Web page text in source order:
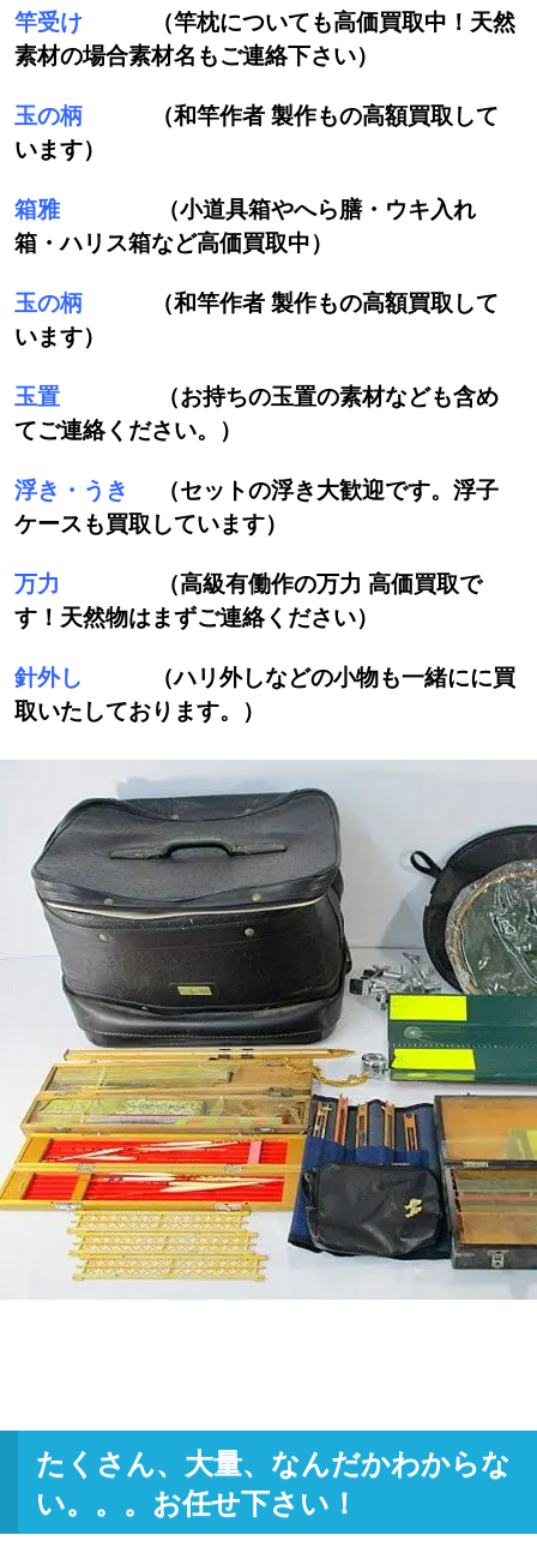
竿受け
（竿枕についても高価買取中！天然
素材の場合素材名もご連絡下さい）
玉の柄
（和竿作者 製作もの高額買取して
います）
箱雅
（小道具箱やへら膳・ウキ入れ
箱・ハリス箱など高価買取中）
玉の柄
（和竿作者 製作もの高額買取して
います）
玉置
（お持ちの玉置の素材なども含め
てご連絡ください。）
浮き・うき
（セットの浮き大歓迎です。浮子
ケースも買取しています）
万力
（高級有働作の万力 高価買取で
す！天然物はまずご連絡ください）
針外し
（ハリ外しなどの小物も一緒にに買
取いたしております。）
たくさん、大量、なんだかわからな
い。。。お任せ下さい！